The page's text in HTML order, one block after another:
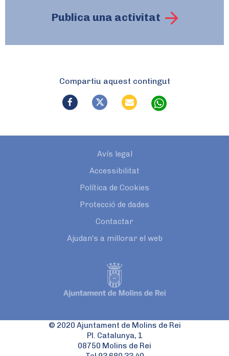
Publica una activitat
Compartiu aquest contingut
Avís legal
Accessibilitat
Política de Cookies
Protecció de dades
Contactar
Ajudan’s a millorar el web
© 2020 Ajuntament de Molins de Rei
Pl. Catalunya, 1
08750 Molins de Rei